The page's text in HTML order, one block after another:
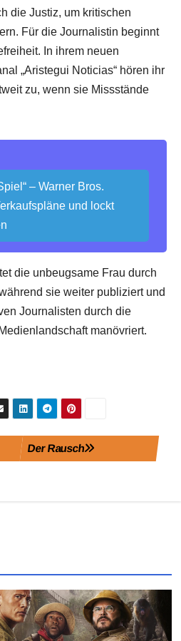
die Justiz, um kritischen
Für die Journalistin beginnt
In ihrem neuen
„Aristegui Noticias“ hören ihr
zu, wenn sie Missstände
– Warner Bros.
und lockt
die unbeugsame Frau durch
sie weiter publiziert und
Journalisten durch die
manövriert.
Der Rausch